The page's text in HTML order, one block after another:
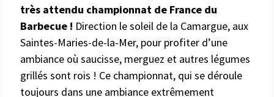
très attendu championnat de France du
Barbecue ! Direction le soleil de la Camargue, aux
Saintes-Maries-de-la-Mer, pour profiter d’une
ambiance où saucisse, merguez et autres légumes
grillés sont rois ! Ce championnat, qui se déroule
toujours dans une ambiance extrêmement